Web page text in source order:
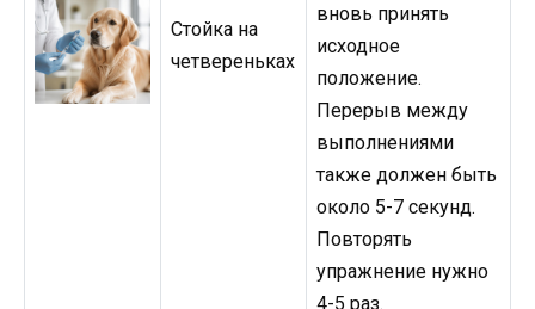
Стойка на
четвереньках
вновь принять
исходное
положение.
Перерыв между
выполнениями
также должен быть
около 5-7 секунд.
Повторять
упражнение нужно
4-5 раз.